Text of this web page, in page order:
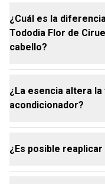
¿Cuál es la
Tododia Flor de
cabello?
En la práctica,
el diferencial de
¿La esencia altera
acondicionador?
No. Actúa como
¿Es posible